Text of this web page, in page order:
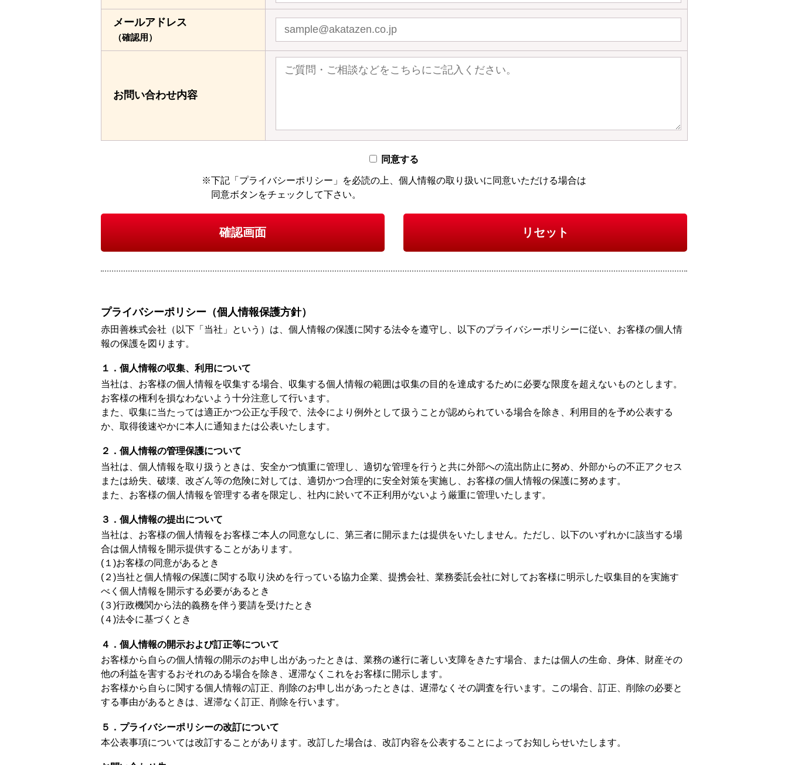
メールアドレス
（確認用）
お問い合わせ内容
同意する
下記「プライバシーポリシー」を必読の上、個人情報の取り扱いに同意いただける場合は
同意ボタンをチェックして下さい。
確認画面 リセット
プライバシーポリシー（個人情報保護方針）
赤田善株式会社（以下「当社」という）は、個人情報の保護に関する法令を遵守し、以下のプライバシーポリシーに従い、お客様の個人情
報の保護を図ります。
１．個人情報の収集、利用について
当社は、お客様の個人情報を収集する場合、収集する個人情報の範囲は収集の目的を達成するために必要な限度を超えないものとします。
お客様の権利を損なわないよう十分注意して行います。
また、収集に当たっては適正かつ公正な手段で、法令により例外として扱うことが認められている場合を除き、利用目的を予め公表する
か、取得後速やかに本人に通知または公表いたします。
２．個人情報の管理保護について
当社は、個人情報を取り扱うときは、安全かつ慎重に管理し、適切な管理を行うと共に外部への流出防止に努め、外部からの不正アクセス
または紛失、破壊、改ざん等の危険に対しては、適切かつ合理的に安全対策を実施し、お客様の個人情報の保護に努めます。
また、お客様の個人情報を管理する者を限定し、社内に於いて不正利用がないよう厳重に管理いたします。
３．個人情報の提出について
当社は、お客様の個人情報をお客様ご本人の同意なしに、第三者に開示または提供をいたしません。ただし、以下のいずれかに該当する場
合は個人情報を開示提供することがあります。
(１)お客様の同意があるとき
(２)当社と個人情報の保護に関する取り決めを行っている協力企業、提携会社、業務委託会社に対してお客様に明示した収集目的を実施す
べく個人情報を開示する必要があるとき
(３)行政機関から法的義務を伴う要請を受けたとき
(４)法令に基づくとき
４．個人情報の開示および訂正等について
お客様から自らの個人情報の開示のお申し出があったときは、業務の遂行に著しい支障をきたす場合、または個人の生命、身体、財産その
他の利益を害するおそれのある場合を除き、遅滞なくこれをお客様に開示します。
お客様から自らに関する個人情報の訂正、削除のお申し出があったときは、遅滞なくその調査を行います。この場合、訂正、削除の必要と
する事由があるときは、遅滞なく訂正、削除を行います。
５．プライバシーポリシーの改訂について
本公表事項については改訂することがあります。改訂した場合は、改訂内容を公表することによってお知しらせいたします。